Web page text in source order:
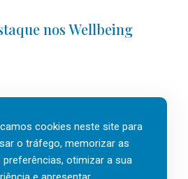
nos Wellbeing
está de regresso aos
o Top Wellbeing 2026.
talento místico.»
cookies neste site para
o tráfego, memorizar as
preferências, otimizar a sua